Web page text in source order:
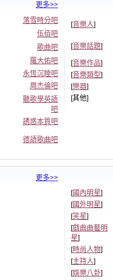
更多>>
落雪時分吧
伍佰吧
歌曲吧
羅大佑吧
永恆沉睡吧
周杰倫吧
聽歌學英語
吧
誘惑本質吧
德語歌曲吧
[音樂人]
[音樂話題]
[音樂作品]
[音樂類型]
[樂器]
[其他]
更多>>
[國內明星]
[國外明星]
[笑星]
[戲曲曲藝明
星]
[時尚人物]
[主持人]
[娛樂八卦]